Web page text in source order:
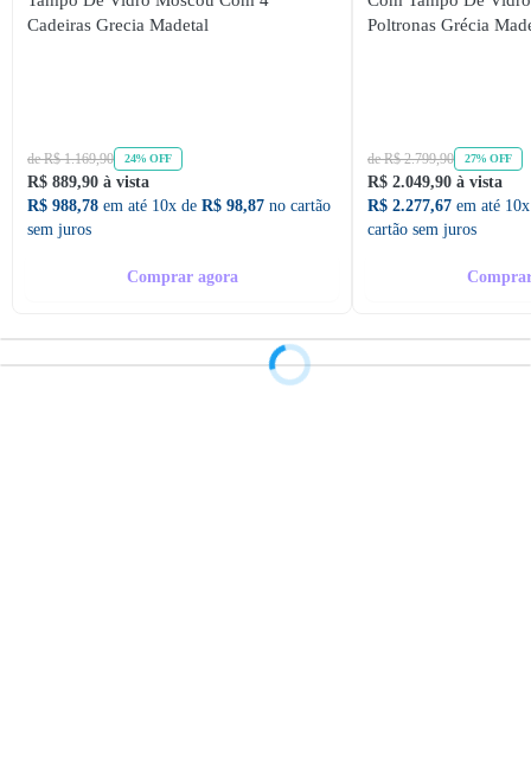
Cadeiras Grecia Madetal
de R$ 1.169,90 24% OFF
R$ 889,90 à vista
R$ 988,78 em até 10x de R$ 98,87 no cartão
sem juros
Comprar agora
Poltronas Grécia
de R$ 2.799,90 27% OFF
R$ 2.049,90 à vista
R$ 2.277,67 em até
cartão sem juros